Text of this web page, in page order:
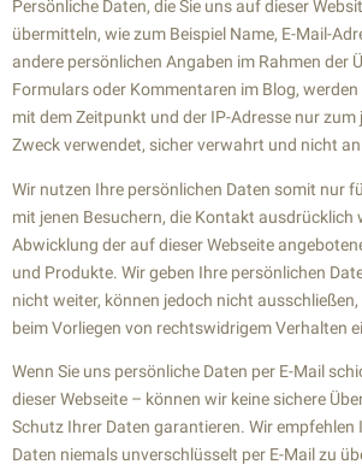
Persönliche Daten, die Sie uns auf dieser
übermitteln, wie zum Beispiel Name, E-Mail-
andere persönlichen Angaben im Rahmen der
Formulars oder Kommentaren im Blog,
mit dem Zeitpunkt und der IP-Adresse nur zum
Zweck verwendet, sicher verwahrt und nicht
Wir nutzen Ihre persönlichen Daten somit nur
mit jenen Besuchern, die Kontakt ausdrücklich
Abwicklung der auf dieser Webseite
und Produkte. Wir geben Ihre persönlichen
nicht weiter, können jedoch nicht ausschließen,
beim Vorliegen von rechtswidrigem Verhalten
Wenn Sie uns persönliche Daten per E-Mail
dieser Webseite – können wir keine sichere
Schutz Ihrer Daten garantieren. Wir empfehlen
Daten niemals unverschlüsselt per E-Mail zu